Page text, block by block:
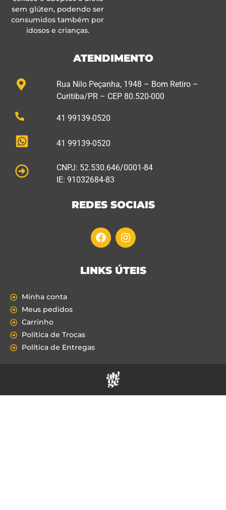
sem glúten, podendo ser
consumidos também por
idosos e crianças.
ATENDIMENTO
Rua Nilo Peçanha, 1948 – Bom Retiro –
Curitiba/PR – CEP 80.520-000
41 99139-0520
41 99139-0520
CNPJ: 52.530.646/0001-84
IE: 91032684-83
REDES SOCIAIS
LINKS ÚTEIS
Minha conta
Meus pedidos
Carrinho
Política de Trocas
Política de Entregas